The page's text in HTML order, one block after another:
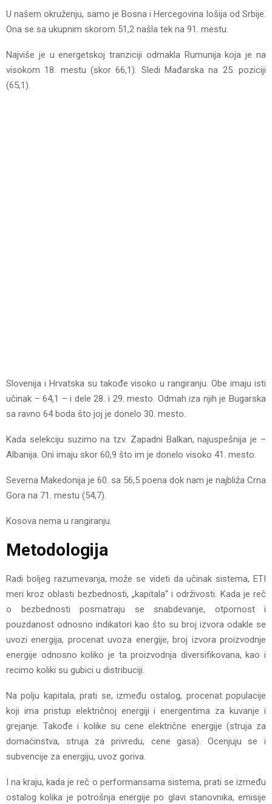
U našem okruženju, samo je Bosna i Hercegovina lošija od Srbije.
Ona se sa ukupnim skorom 51,2 našla tek na 91. mestu.
Najviše je u energetskoj tranziciji odmakla Rumunija koja je na
visokom 18. mestu (skor 66,1). Sledi Mađarska na 25. poziciji
(65,1).
Slovenija i Hrvatska su takođe visoko u rangiranju. Obe imaju isti
učinak – 64,1 – i dele 28. i 29. mesto. Odmah iza njih je Bugarska
sa ravno 64 boda što joj je donelo 30. mesto.
Kada selekciju suzimo na tzv. Zapadni Balkan, najuspešnija je –
Albanija. Oni imaju skor 60,9 što im je donelo visoko 41. mesto.
Severna Makedonija je 60. sa 56,5 poena dok nam je najbliža Crna
Gora na 71. mestu (54,7).
Kosova nema u rangiranju.
Metodologija
Radi boljeg razumevanja, može se videti da učinak sistema, ETI
meri kroz oblasti bezbednosti, „kapitala“ i održivosti. Kada je reč
o bezbednosti posmatraju se snabdevanje, otpornost i
pouzdanost odnosno indikatori kao što su broj izvora odakle se
uvozi energija, procenat uvoza energije, broj izvora proizvodnje
energije odnosno koliko je ta proizvodnja diversifikovana, kao i
recimo koliki su gubici u distribuciji.
Na polju kapitala, prati se, između ostalog, procenat populacije
koji ima pristup električnoj energiji i energentima za kuvanje i
grejanje. Takođe i kolike su cene električne energije (struja za
domaćinstva, struja za privredu, cene gasa). Ocenjuju se i
subvencije za energiju, uvoz goriva.
I na kraju, kada je reč o performansama sistema, prati se između
ostalog kolika je potrošnja energije po glavi stanovnika, emisije